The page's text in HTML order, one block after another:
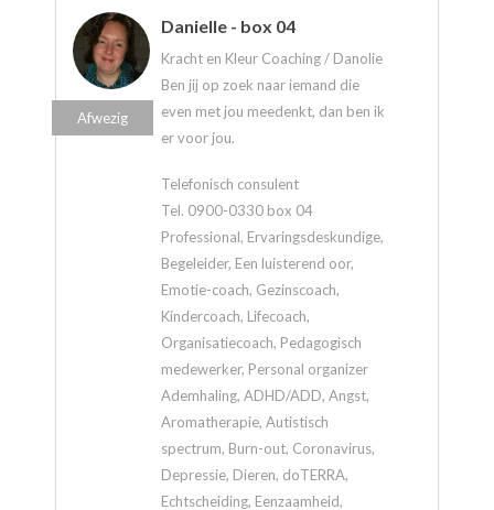
Danielle - box 04
Kracht en Kleur Coaching / Danolie
Ben jij op zoek naar iemand die
even met jou meedenkt, dan ben ik
er voor jou.
Telefonisch consulent
Tel. 0900-0330 box 04
Professional, Ervaringsdeskundige,
Begeleider, Een luisterend oor,
Emotie-coach, Gezinscoach,
Kindercoach, Lifecoach,
Organisatiecoach, Pedagogisch
medewerker, Personal organizer
Ademhaling, ADHD/ADD, Angst,
Aromatherapie, Autistisch
spectrum, Burn-out, Coronavirus,
Depressie, Dieren, doTERRA,
Echtscheiding, Eenzaamheid,
Afwezig